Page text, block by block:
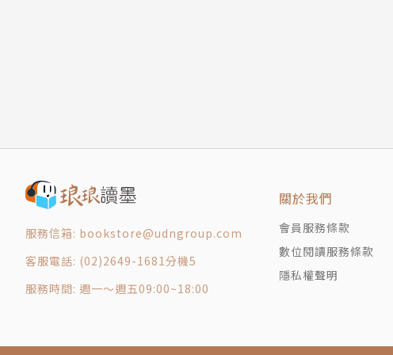
動，激起全球對核武威脅最深層的恐懼與擔憂，並確
赫西的報導是第一個真正有效且受到國際關注的針對核
了一代代的社運者與領導人努力避免核戰爆發，我們
出以後，再也沒有領導人或政黨能在完全不了解核武攻
不是出於故意的無知，就是虛無主義的殘暴。
服務信箱: bookstore@udngroup.com
客服電話: (02)2649-1681分機5
服務時間: 週一～週五09:00~18:00
關於我們
會員服務條款
數位閱讀服務條款
隱私權聲明